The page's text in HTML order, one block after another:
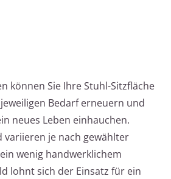
können Sie Ihre Stuhl-Sitzfläche
Bedarf erneuern und
neues Leben einhauchen.
variieren je nach gewählter
wenig handwerklichem
lohnt sich der Einsatz für ein